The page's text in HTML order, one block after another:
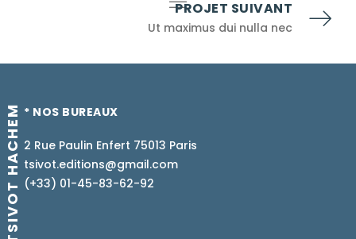
PROJET SUIVANT
Ut maximus dui nulla nec
TSIVOT HACHEM * NOS BUREAUX
2 Rue Paulin Enfert 75013 Paris
tsivot.editions@gmail.com
(+33) 01-45-83-62-92